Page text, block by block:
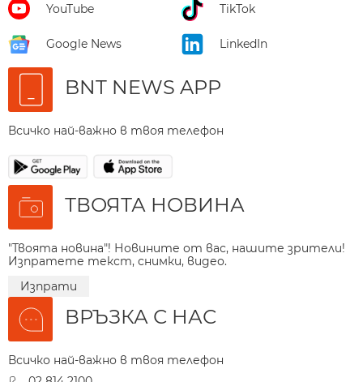
YouTube TikTok
Google News LinkedIn
BNT NEWS APP
Всичко най-важно в твоя телефон
ТВОЯТА НОВИНА
"Твоята новина"! Новините от вас, нашите зрители!
Изпратете текст, снимки, видео.
Изпрати
ВРЪЗКА С НАС
Всичко най-важно в твоя телефон